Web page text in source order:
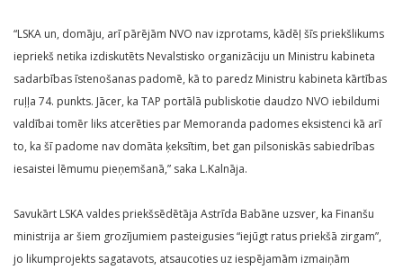
“LSKA un, domāju, arī pārējām NVO nav izprotams, kādēļ šīs priekšlikums
iepriekš netika izdiskutēts Nevalstisko organizāciju un Ministru kabineta
sadarbības īstenošanas padomē, kā to paredz Ministru kabineta kārtības
ruļļa 74. punkts. Jācer, ka TAP portālā publiskotie daudzo NVO iebildumi
valdībai tomēr liks atcerēties par Memoranda padomes eksistenci kā arī
to, ka šī padome nav domāta ķeksītim, bet gan pilsoniskās sabiedrības
iesaistei lēmumu pieņemšanā,” saka L.Kalnāja.
Savukārt LSKA valdes priekšsēdētāja Astrīda Babāne uzsver, ka Finanšu
ministrija ar šiem grozījumiem pasteigusies “iejūgt ratus priekšā zirgam”,
jo likumprojekts sagatavots, atsaucoties uz iespējamām izmaiņām